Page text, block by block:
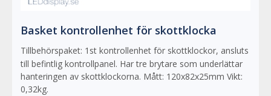
Basket kontrollenhet för skottklocka
Tillbehörspaket: 1st kontrollenhet för skottklockor, ansluts
till befintlig kontrollpanel. Har tre brytare som underlättar
hanteringen av skottklockorna. Mått: 120x82x25mm Vikt:
0,32kg.